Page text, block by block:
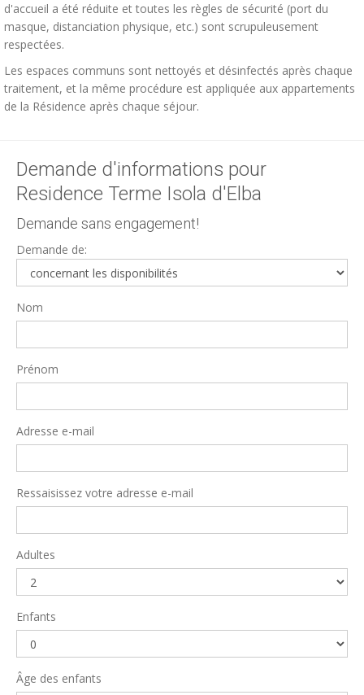
d'accueil a été réduite et toutes les règles de sécurité (port du
masque, distanciation physique, etc.) sont scrupuleusement
respectées.
Les espaces communs sont nettoyés et désinfectés après chaque
traitement, et la même procédure est appliquée aux appartements
de la Résidence après chaque séjour.
Demande d'informations pour
Residence Terme Isola d'Elba
Demande sans engagement!
Demande de:
Nom
Prénom
Adresse e-mail
Ressaisissez votre adresse e-mail
Adultes
Enfants
Âge des enfants